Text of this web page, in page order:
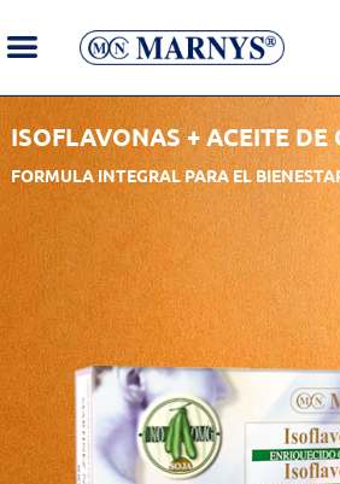
ISOFLAVONAS + ACEITE DE
FORMULA INTEGRAL PARA EL